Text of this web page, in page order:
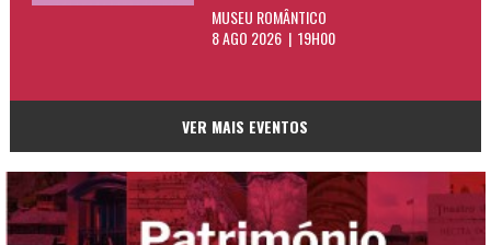
MUSEU ROMÂNTICO
8 AGO 2026 | 19H00
VER MAIS EVENTOS